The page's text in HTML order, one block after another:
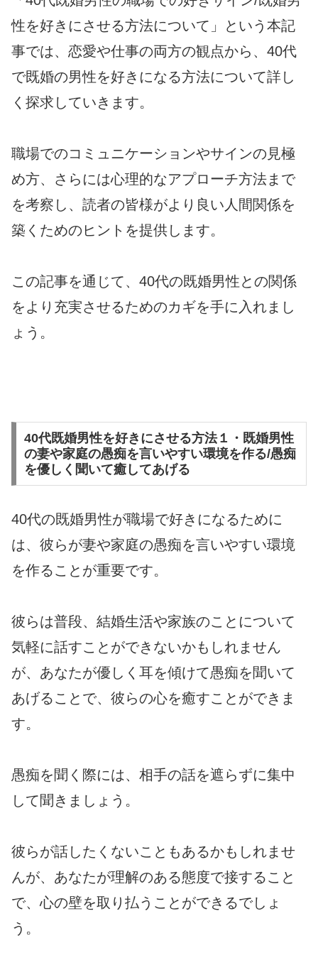
性を好きにさせる方法について」という本記
事では、恋愛や仕事の両方の観点から、40代
で既婚の男性を好きになる方法について詳し
く探求していきます。
職場でのコミュニケーションやサインの見極
め方、さらには心理的なアプローチ方法まで
を考察し、読者の皆様がより良い人間関係を
築くためのヒントを提供します。
この記事を通じて、40代の既婚男性との関係
をより充実させるためのカギを手に入れまし
ょう。
40代既婚男性を好きにさせる方法１・既婚男性
の妻や家庭の愚痴を言いやすい環境を作る/愚痴
を優しく聞いて癒してあげる
40代の既婚男性が職場で好きになるために
は、彼らが妻や家庭の愚痴を言いやすい環境
を作ることが重要です。
彼らは普段、結婚生活や家族のことについて
気軽に話すことができないかもしれません
が、あなたが優しく耳を傾けて愚痴を聞いて
あげることで、彼らの心を癒すことができま
す。
愚痴を聞く際には、相手の話を遮らずに集中
して聞きましょう。
彼らが話したくないこともあるかもしれませ
んが、あなたが理解のある態度で接すること
で、心の壁を取り払うことができるでしょ
う。